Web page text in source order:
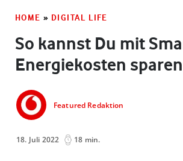
HOME » DIGITAL LIFE
So kannst Du mit
Energiekosten sparen
Featured Redaktion
18. Juli 2022 18 min.